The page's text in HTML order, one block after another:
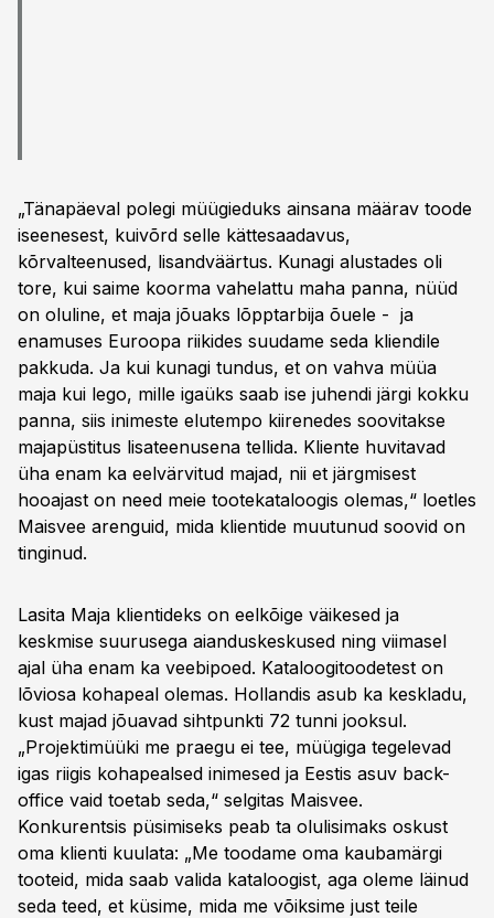
„Tänapäeval polegi müügieduks ainsana määrav toode
iseenesest, kuivõrd selle kättesaadavus,
kõrvalteenused, lisandväärtus. Kunagi alustades oli
tore, kui saime koorma vahelattu maha panna, nüüd
on oluline, et maja jõuaks lõpptarbija õuele - ja
enamuses Euroopa riikides suudame seda kliendile
pakkuda. Ja kui kunagi tundus, et on vahva müüa
maja kui lego, mille igaüks saab ise juhendi järgi kokku
panna, siis inimeste elutempo kiirenedes soovitakse
majapüstitus lisateenusena tellida. Kliente huvitavad
üha enam ka eelvärvitud majad, nii et järgmisest
hooajast on need meie tootekataloogis olemas,“ loetles
Maisvee arenguid, mida klientide muutunud soovid on
tinginud.
Lasita Maja klientideks on eelkõige väikesed ja
keskmise suurusega aianduskeskused ning viimasel
ajal üha enam ka veebipoed. Kataloogitoodetest on
lõviosa kohapeal olemas. Hollandis asub ka keskladu,
kust majad jõuavad sihtpunkti 72 tunni jooksul.
„Projektimüüki me praegu ei tee, müügiga tegelevad
igas riigis kohapealsed inimesed ja Eestis asuv back-
office vaid toetab seda,“ selgitas Maisvee.
Konkurentsis püsimiseks peab ta olulisimaks oskust
oma klienti kuulata: „Me toodame oma kaubamärgi
tooteid, mida saab valida kataloogist, aga oleme läinud
seda teed, et küsime, mida me võiksime just teile